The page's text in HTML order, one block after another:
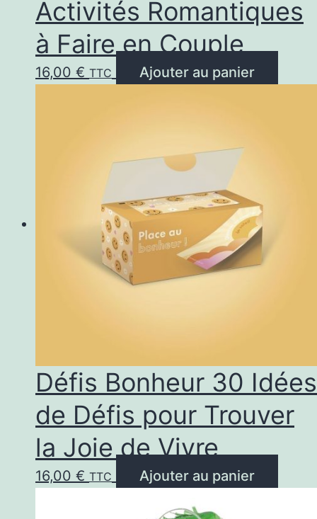
Activités Romantiques
à Faire en Couple
16,00 € TTC Ajouter au panier
Défis Bonheur 30 Idées
de Défis pour Trouver
la Joie de Vivre
16,00 € TTC Ajouter au panier